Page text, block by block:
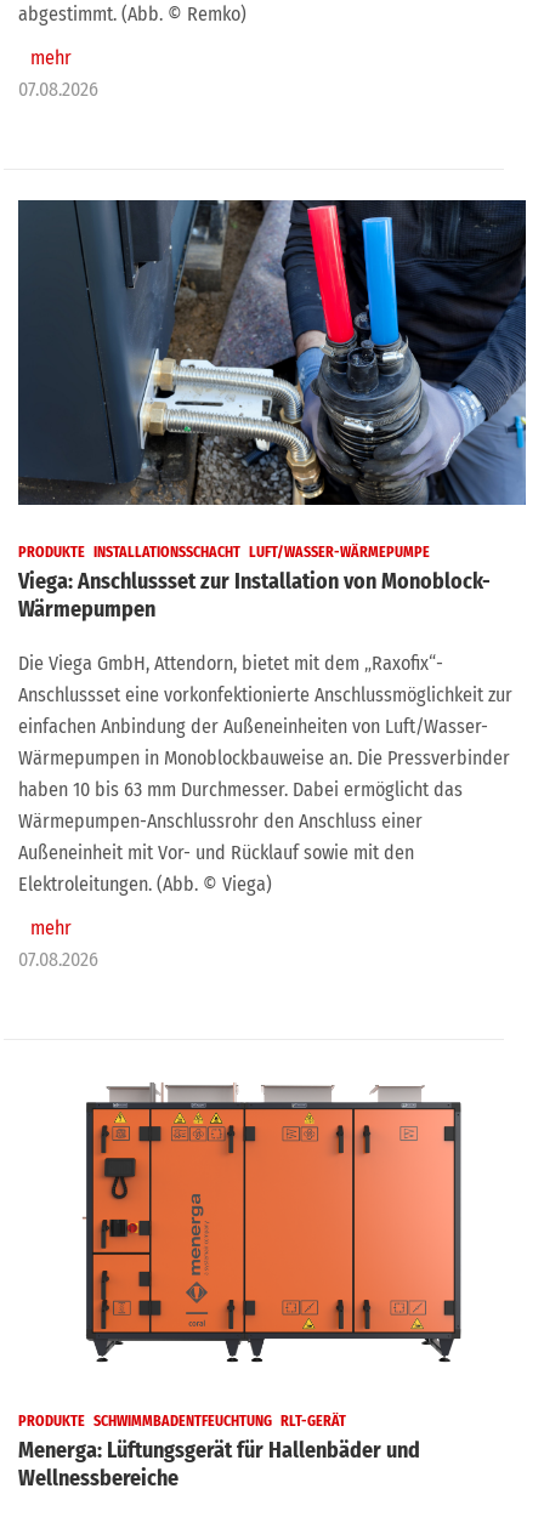
abgestimmt. (Abb. © Remko)
mehr
07.08.2026
PRODUKTE INSTALLATIONSSCHACHT LUFT/WASSER-WÄRMEPUMPE
Viega: Anschlussset zur Installation von Monoblock-
Wärmepumpen
Die Viega GmbH, Attendorn, bietet mit dem „Raxofix“-
Anschlussset eine vorkonfektionierte Anschlussmöglichkeit zur
einfachen Anbindung der Außeneinheiten von Luft/Wasser-
Wärmepumpen in Monoblockbauweise an. Die Pressverbinder
haben 10 bis 63 mm Durchmesser. Dabei ermöglicht das
Wärmepumpen-Anschlussrohr den Anschluss einer
Außeneinheit mit Vor- und Rücklauf sowie mit den
Elektroleitungen. (Abb. © Viega)
mehr
07.08.2026
PRODUKTE SCHWIMMBADENTFEUCHTUNG RLT-GERÄT
Menerga: Lüftungsgerät für Hallenbäder und
Wellnessbereiche